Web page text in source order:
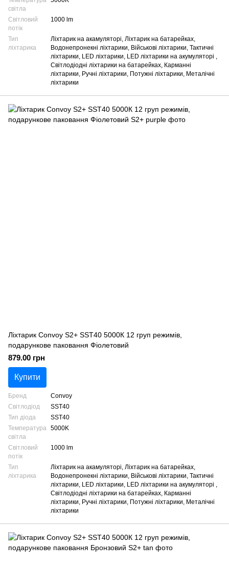
світла
Світловий
потік
1000 lm
Тип
ліхтарика
Ліхтарик на акамуляторі, Ліхтарик на батарейках,
Водонепронекні ліхтарики, Військові ліхтарики, Тактичні
ліхтарики, LED ліхтарики, LED ліхтарики на акумуляторі ,
Світлодіодні ліхтарики на батарейках, Карманні
ліхтарики, Ручні ліхтарики, Потужні ліхтарики, Металічні
ліхтарики
Ліхтарик Convoy S2+ SST40 5000К 12 груп режимів,
подарункове паковання Фіолетовий
879.00 грн
Купити
Бренд
Convoy
Світлодіод
SST40
Тип діода
SST40
Температура
світла
5000K
Світловий
потік
1000 lm
Тип
ліхтарика
Ліхтарик на акамуляторі, Ліхтарик на батарейках,
Водонепронекні ліхтарики, Військові ліхтарики, Тактичні
ліхтарики, LED ліхтарики, LED ліхтарики на акумуляторі ,
Світлодіодні ліхтарики на батарейках, Карманні
ліхтарики, Ручні ліхтарики, Потужні ліхтарики, Металічні
ліхтарики